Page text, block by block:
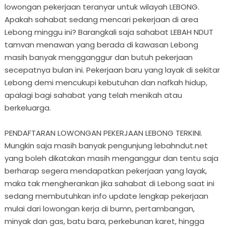
lowongan pekerjaan teranyar untuk wilayah LEBONG.
Apakah sahabat sedang mencari pekerjaan di area
Lebong minggu ini? Barangkali saja sahabat LEBAH NDUT
tamvan menawan yang berada di kawasan Lebong
masih banyak mengganggur dan butuh pekerjaan
secepatnya bulan ini. Pekerjaan baru yang layak di sekitar
Lebong demi mencukupi kebutuhan dan nafkah hidup,
apalagi bagi sahabat yang telah menikah atau
berkeluarga.
PENDAFTARAN LOWONGAN PEKERJAAN LEBONG TERKINI.
Mungkin saja masih banyak pengunjung lebahndut.net
yang boleh dikatakan masih menganggur dan tentu saja
berharap segera mendapatkan pekerjaan yang layak,
maka tak mengherankan jika sahabat di Lebong saat ini
sedang membutuhkan info update lengkap pekerjaan
mulai dari lowongan kerja di bumn, pertambangan,
minyak dan gas, batu bara, perkebunan karet, hingga